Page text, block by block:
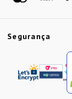
Segurança